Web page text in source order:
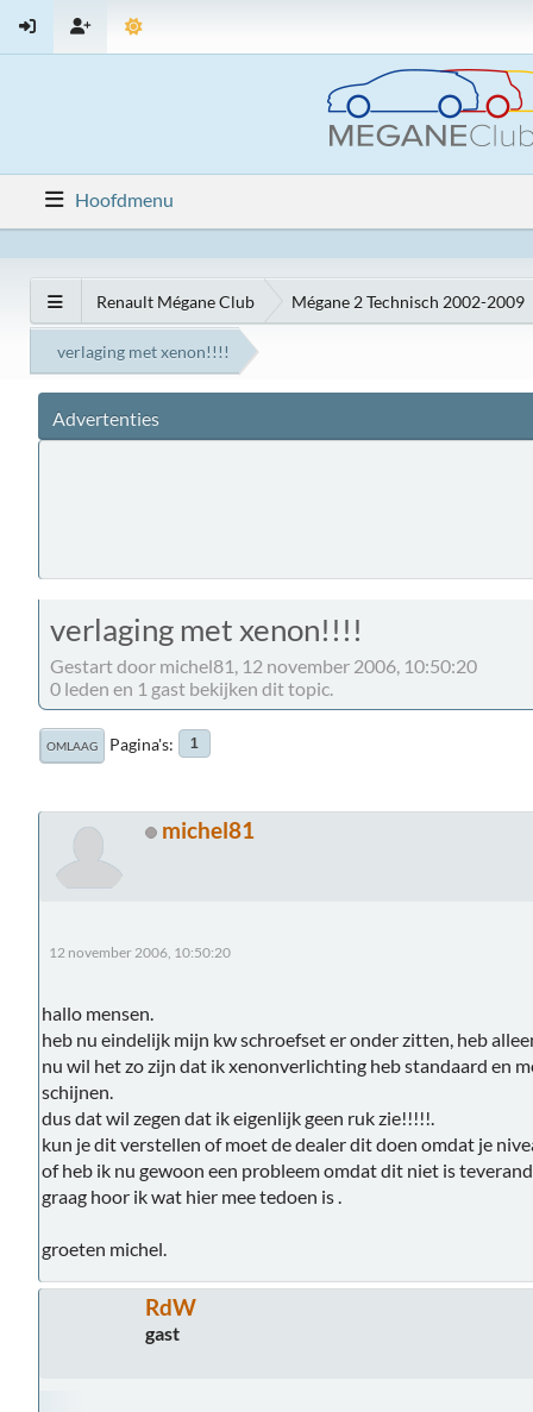
Hoofdmenu
Renault Mégane Club Mégane 2 Technisch 2002-2009
verlaging met xenon!!!!
Advertenties
verlaging met xenon!!!!
Gestart door michel81, 12 november 2006, 10:50:20
0 leden en 1 gast bekijken dit topic.
OMLAAG Pagina's 1
michel81
12 november 2006, 10:50:20
hallo mensen.
heb nu eindelijk mijn kw schroefset er onder zitten, heb
nu wil het zo zijn dat ik xenonverlichting heb standaard en
schijnen.
dus dat wil zegen dat ik eigenlijk geen ruk zie!!!!!.
kun je dit verstellen of moet de dealer dit doen omdat je
of heb ik nu gewoon een probleem omdat dit niet is
graag hoor ik wat hier mee tedoen is .
groeten michel.
RdW
gast